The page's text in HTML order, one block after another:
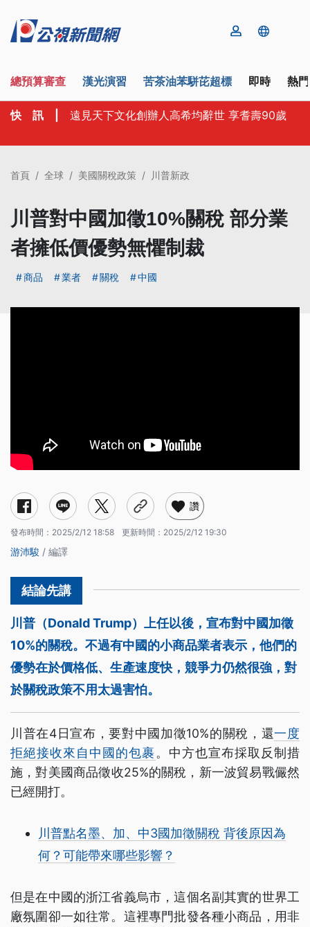
總預算審查 漢光演習 苦茶油苯駢芘超標 即時 熱
快 訊 遠見天下文化創辦人高希均辭世 享耆壽90歲
首頁 全球 美國關稅政策 川普新政
川普對中國加徵10%關稅 部分業
者擁低價優勢無懼制裁
商品 業者 關稅 中國
讚
發布時間： 2025/2/12 18:58 更新時間： 2025/2/12 19:30
游沛駿 / 編譯
川普（Donald Trump）上任以後，宣布對中國加徵
10%的關稅。不過有中國的小商品業者表示，他們的
優勢在於價格低、生產速度快，競爭力仍然很強，對
於關稅政策不用太過害怕。
川普在4日宣布，要對中國加徵10%的關稅，還一度
拒絕接收來自中國的包裹。中方也宣布採取反制措
施，對美國商品徵收25%的關稅，新一波貿易戰儼然
已經開打。
川普點名墨、加、中3國加徵關稅 背後原因為
何？可能帶來哪些影響？
但是在中國的浙江省義烏市，這個名副其實的世界工
廠氛圍卻一如往常。這裡專門批發各種小商品，用非